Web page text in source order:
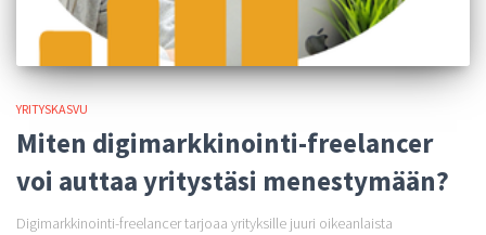
YRITYSKASVU
Miten digimarkkinointi-freelancer
voi auttaa yritystäsi menestymään?
Digimarkkinointi-freelancer tarjoaa yrityksille juuri oikeanlaista